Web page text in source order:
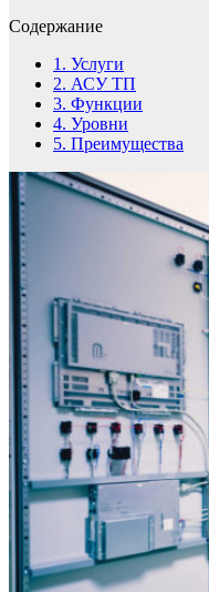
Содержание
1. Услуги
2. АСУ ТП
3. Функции
4. Уровни
5. Преимущества